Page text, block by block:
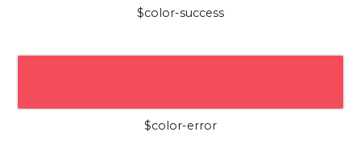
$color-success
$color-error